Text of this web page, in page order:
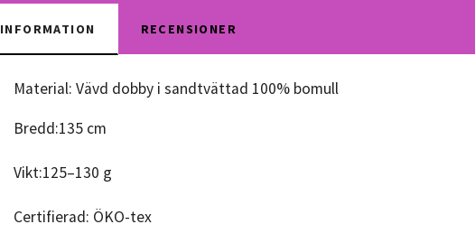
INFORMATION RECENSIONER
Material: Vävd dobby i sandtvättad 100% bomull
Bredd:135 cm
Vikt:125–130 g
Certifierad: ÖKO-tex